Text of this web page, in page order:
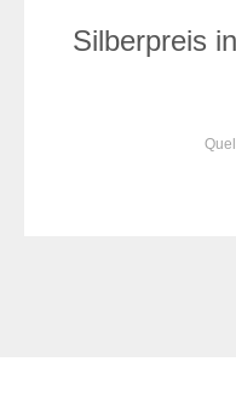
Silberpreis